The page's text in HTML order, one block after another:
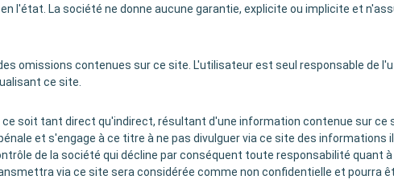
l'état. La société ne donne aucune garantie, explicite ou implicite et
omissions contenues sur ce site. L'utilisateur est seul responsable de
ce site.
ce soit tant direct qu'indirect, résultant d'une information contenue sur
et s'engage à ce titre à ne pas divulguer via ce site des
de la société qui décline par conséquent toute responsabilité quant
via ce site sera considérée comme non confidentielle et pourra